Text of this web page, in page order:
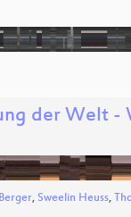
der Welt -
, Sweelin Heuss,